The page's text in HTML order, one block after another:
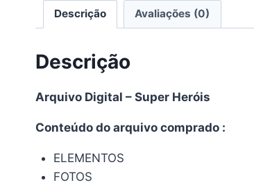
Descrição Avaliações (0)
Descrição
Arquivo Digital – Super Heróis
Conteúdo do arquivo comprado :
ELEMENTOS
FOTOS